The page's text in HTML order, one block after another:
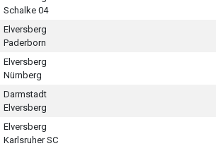
Schalke 04
Elversberg
Paderborn
Elversberg
Nürnberg
Darmstadt
Elversberg
Elversberg
Karlsruher SC